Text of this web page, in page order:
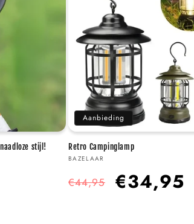
stijl!
Aanbieding
Retro Campinglamp
Verkoper:
BAZELAAR
prijs
€44,95
Aanbiedingsprijs
€34,95